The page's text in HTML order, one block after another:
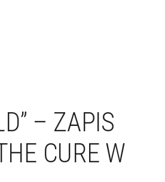
– ZAPIS
CURE W